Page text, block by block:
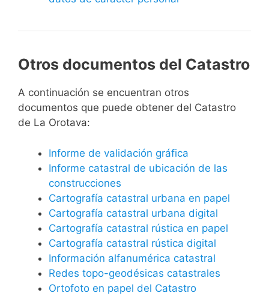
Otros documentos del Catastro
A continuación se encuentran otros
documentos que puede obtener del Catastro
de La Orotava:
Informe de validación gráfica
Informe catastral de ubicación de las
construcciones
Cartografía catastral urbana en papel
Cartografía catastral urbana digital
Cartografía catastral rústica en papel
Cartografía catastral rústica digital
Información alfanumérica catastral
Redes topo-geodésicas catastrales
Ortofoto en papel del Catastro